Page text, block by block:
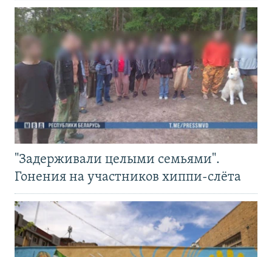
"Задерживали целыми семьями".
Гонения на участников хиппи-слёта